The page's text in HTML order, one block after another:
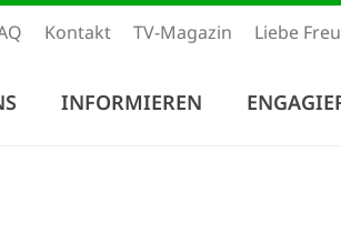
Kontakt TV-Magazin Liebe
INFORMIEREN